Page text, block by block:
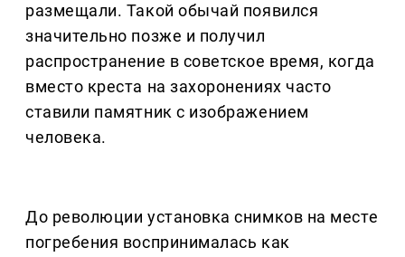
размещали. Такой обычай появился
значительно позже и получил
распространение в советское время, когда
вместо креста на захоронениях часто
ставили памятник с изображением
человека.
До революции установка снимков на месте
погребения воспринималась как